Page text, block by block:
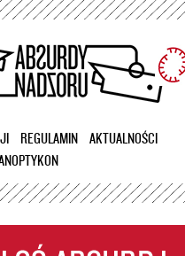
Przejdź
treści
REGULAMIN
AKTUALNOŚCI